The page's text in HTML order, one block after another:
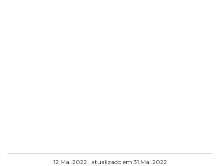
12.Mai.2022 , atualizado em 31.Mai.2022